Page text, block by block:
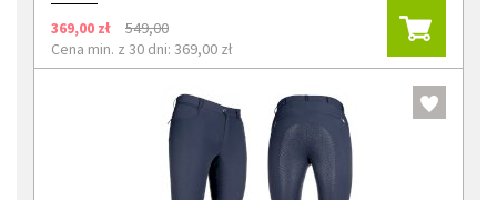
369,00 zł
549,00
Cena min. z 30 dni: 369,00 zł